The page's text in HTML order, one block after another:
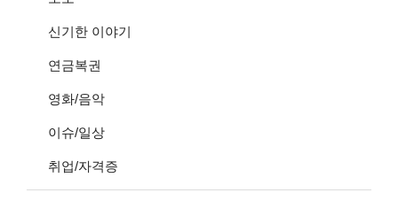
신기한 이야기
연금복권
영화/음악
이슈/일상
취업/자격증